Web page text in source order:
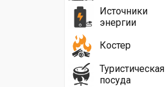
Источники
энергии
Костер
Туристическая
посуда